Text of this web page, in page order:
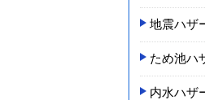
地震ハザ
ため池ハ
内水ハザ